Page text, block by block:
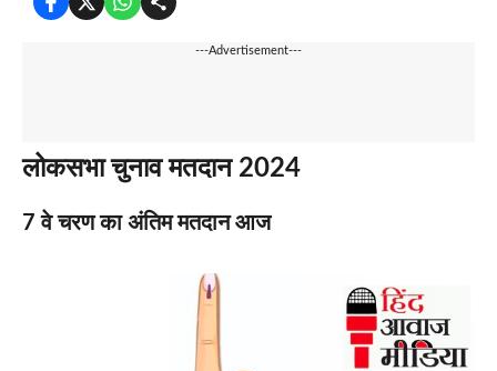
---Advertisement---
लोकसभा चुनाव मतदान 2024
7 वे चरण का अंतिम मतदान आज